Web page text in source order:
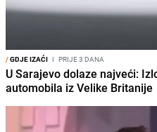
/GDJE IZAĆI I PRIJE 3 DANA
U Sarajevo dolaze najveći:
automobila iz Velike Britanije